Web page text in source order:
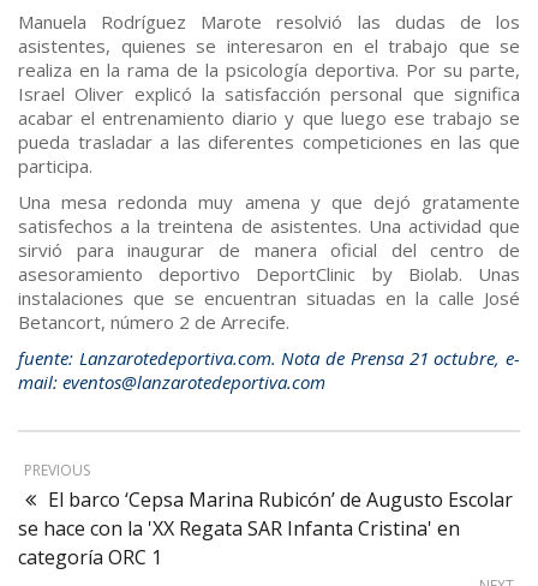
Manuela Rodríguez Marote resolvió las dudas de los
asistentes, quienes se interesaron en el trabajo que se
realiza en la rama de la psicología deportiva. Por su parte,
Israel Oliver explicó la satisfacción personal que significa
acabar el entrenamiento diario y que luego ese trabajo se
pueda trasladar a las diferentes competiciones en las que
participa.
Una mesa redonda muy amena y que dejó gratamente
satisfechos a la treintena de asistentes. Una actividad que
sirvió para inaugurar de manera oficial del centro de
asesoramiento deportivo DeportClinic by Biolab. Unas
instalaciones que se encuentran situadas en la calle José
Betancort, número 2 de Arrecife.
fuente: Lanzarotedeportiva.com. Nota de Prensa 21 octubre, e-
mail: eventos@lanzarotedeportiva.com
PREVIOUS
El barco ‘Cepsa Marina Rubicón’ de Augusto Escolar
se hace con la 'XX Regata SAR Infanta Cristina' en
categoría ORC 1